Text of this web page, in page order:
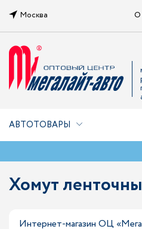
Москва О
АВТОТОВАРЫ
Хомут
Интернет-магазин ОЦ